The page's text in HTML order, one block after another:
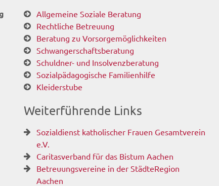
Allgemeine Soziale Beratung
Rechtliche Betreuung
Beratung zu Vorsorgemöglichkeiten
Schwangerschaftsberatung
Schuldner- und Insolvenzberatung
Sozialpädagogische Familienhilfe
Kleiderstube
Weiterführende Links
Sozialdienst katholischer Frauen Gesamtverein
e.V.
Caritasverband für das Bistum Aachen
Betreuungsvereine in der StädteRegion
Aachen